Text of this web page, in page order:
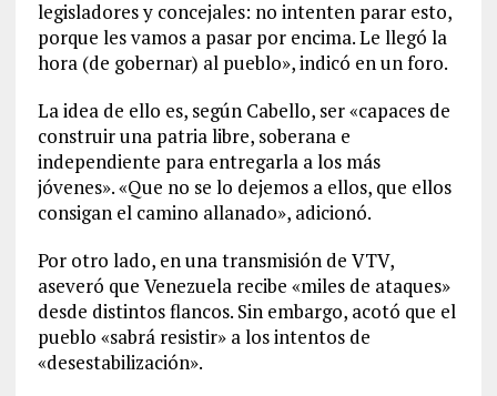
legisladores y concejales: no intenten parar esto,
porque les vamos a pasar por encima. Le llegó la
hora (de gobernar) al pueblo», indicó en un foro.
La idea de ello es, según Cabello, ser «capaces de
construir una patria libre, soberana e
independiente para entregarla a los más
jóvenes». «Que no se lo dejemos a ellos, que ellos
consigan el camino allanado», adicionó.
Por otro lado, en una transmisión de VTV,
aseveró que Venezuela recibe «miles de ataques»
desde distintos flancos. Sin embargo, acotó que el
pueblo «sabrá resistir» a los intentos de
«desestabilización».